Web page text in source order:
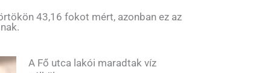
43,16 fokot mért, azonban ez az
A Fő utca lakói maradtak víz